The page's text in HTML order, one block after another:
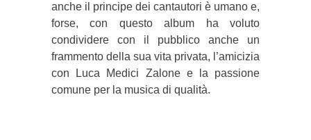
anche il principe dei cantautori è umano e,
forse, con questo album ha voluto
condividere con il pubblico anche un
frammento della sua vita privata, l’amicizia
con Luca Medici Zalone e la passione
comune per la musica di qualità.